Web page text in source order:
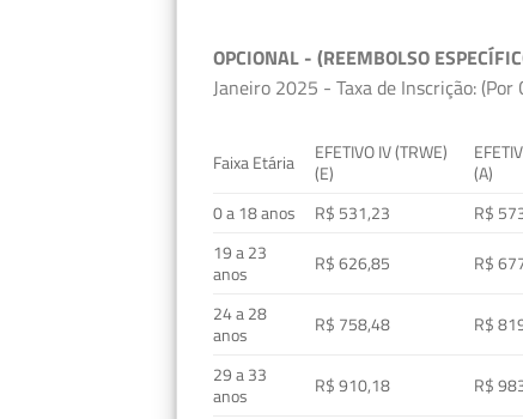
OPCIONAL - (REEMBOLSO
Janeiro 2025 - Taxa de Inscrição:
Faixa Etária
EFETIVO IV (TRWE)
(E)
(A)
0 a 18 anos
R$ 531,23 R$
19 a 23
anos
R$ 626,85 R$
24 a 28
anos
R$ 758,48 R$
29 a 33
anos
R$ 910,18 R$